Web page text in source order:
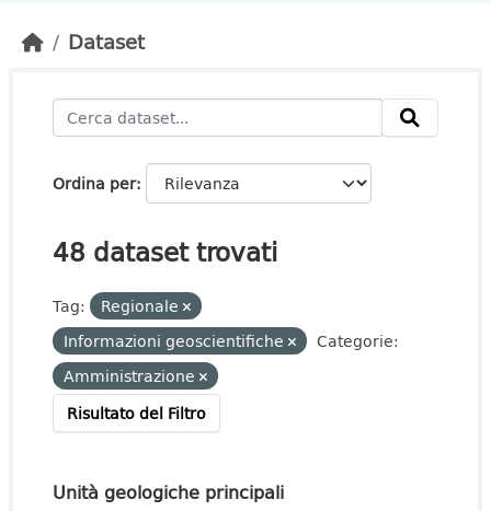
Dataset
Ordina per
48 dataset trovati
Tag:
Regionale
Informazioni geoscientifiche
Categorie:
Amministrazione
Risultato del Filtro
Unità geologiche principali